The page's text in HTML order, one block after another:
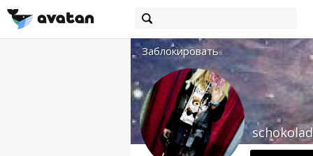
Заблокировать